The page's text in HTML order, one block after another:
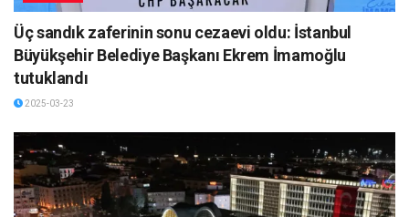
Üç sandık zaferinin sonu cezaevi oldu: İstanbul
Büyükşehir Belediye Başkanı Ekrem İmamoğlu
tutuklandı
2025-03-23